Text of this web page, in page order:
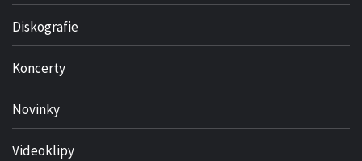
Diskografie
Koncerty
Novinky
Videoklipy